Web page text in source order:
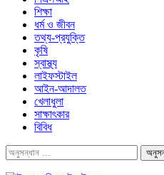
শিক্ষা
ধর্ম ও জীবন
তথ্য-প্রযুক্তি
কৃষি
স্বাস্থ্য
লাইফস্টাইল
আইন-আদালত
খেলাধুলা
সাক্ষাৎকার
বিবিধ